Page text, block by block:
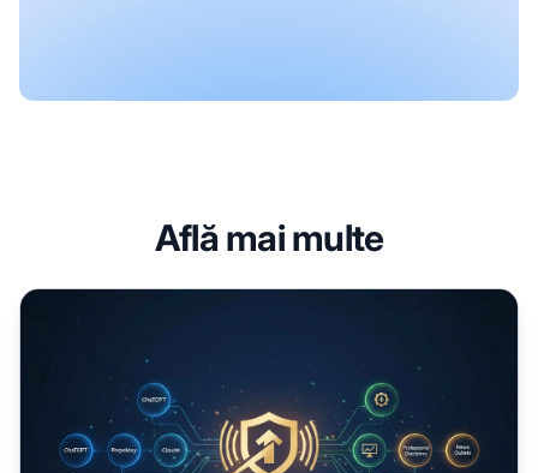
Află mai multe
Reputație AI Proactivă